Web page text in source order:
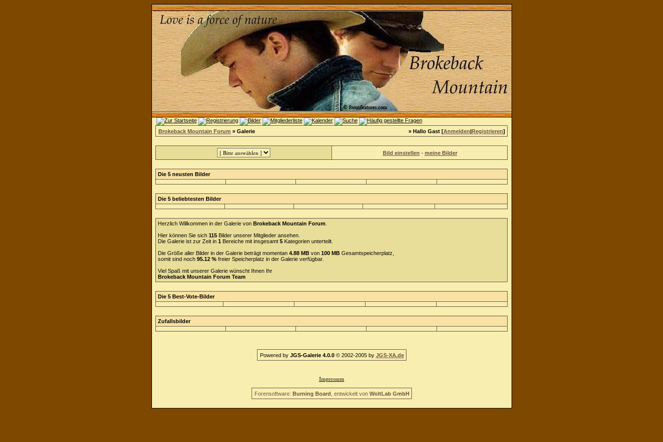
Brokeback Mountain Forum » Galerie » Hallo Gast [Anmelden|Registrieren]
Bild einstellen - meine Bilder
Die 5 neusten Bilder
Die 5 beliebtesten Bilder
Herzlich Willkommen in der Galerie von Brokeback Mountain Forum
Hier können Sie sich 115 Bilder unserer Mitglieder ansehen.
Die Galerie ist zur Zeit in 1 Bereiche mit insgesamt 5 Kategorien unterteilt.
Die Größe aller Bilder in der Galerie beträgt momentan 4.88 MB von 100 MB Gesamtspeicherplatz,
somit sind noch 95.12 % freier Speicherplatz in der Galerie verfügbar.
Viel Spaß mit unserer Galerie wünscht Ihnen Ihr
Brokeback Mountain Forum Team
Die 5 Best-Vote-Bilder
Zufallsbilder
Powered by JGS-Galerie 4.0.0© 2002-2005 by JGS-XA.de
Impressum
Forensoftware: Burning Board , entwickelt von WoltLab GmbH